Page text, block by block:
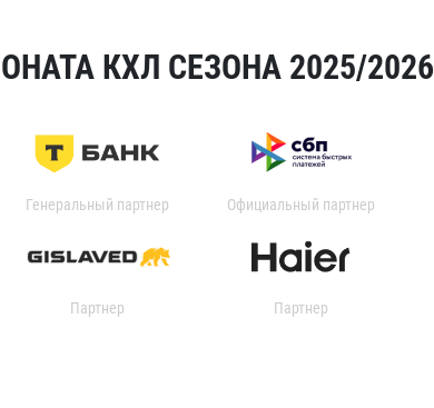
КХЛ СЕЗОНА 2025/2026
Генеральный партнер Официальный партнер
Партнер Партнер